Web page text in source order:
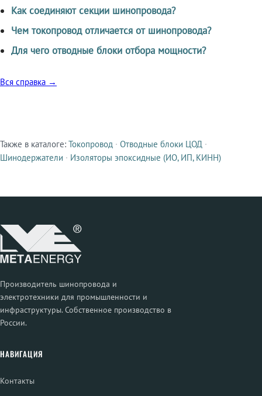
Как соединяют секции шинопровода?
Чем токопровод отличается от шинопровода?
Для чего отводные блоки отбора мощности?
Вся справка →
Смежные продукты
Также в каталоге: Токопровод · Отводные блоки ЦОД ·
Шинодержатели · Изоляторы эпоксидные (ИО, ИП, КИНН)
Производитель шинопровода и
электротехники для промышленности и
инфраструктуры. Собственное производство в
России.
НАВИГАЦИЯ
Контакты